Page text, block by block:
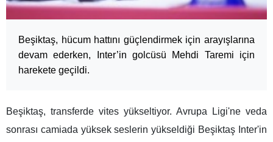
Beşiktaş, hücum hattını güçlendirmek için arayışlarına
devam ederken, Inter’in golcüsü Mehdi Taremi için
harekete geçildi.
Beşiktaş, transferde vites yükseltiyor. Avrupa Ligi'ne veda
sonrası camiada yüksek seslerin yükseldiği Beşiktaş Inter'in